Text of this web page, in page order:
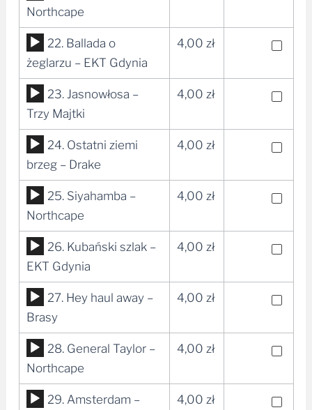
plików
dźwiękowych
Northcape
Odtwarzacz
plików
dźwiękowych
22. Ballada o
żeglarzu – EKT Gdynia
4,00 zł
Odtwarzacz
plików
dźwiękowych
23. Jasnowłosa –
Trzy Majtki
4,00 zł
Odtwarzacz
plików
dźwiękowych
24. Ostatni ziemi
brzeg – Drake
4,00 zł
Odtwarzacz
plików
dźwiękowych
25. Siyahamba –
Northcape
4,00 zł
Odtwarzacz
plików
dźwiękowych
26. Kubański szlak –
EKT Gdynia
4,00 zł
Odtwarzacz
plików
dźwiękowych
27. Hey haul away –
Brasy
4,00 zł
Odtwarzacz
plików
dźwiękowych
28. General Taylor –
Northcape
4,00 zł
Odtwarzacz
29. Amsterdam – 4,00 zł